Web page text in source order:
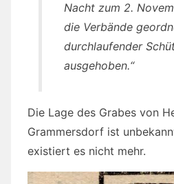
Nacht zum 2.
die Verbände
durchlaufender
ausgehoben.“
Die Lage des Grabes von
Grammersdorf ist
existiert es nicht mehr.